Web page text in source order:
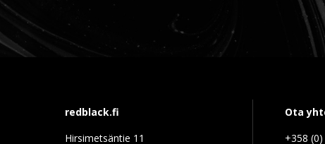
redblack.fi
Hirsimetsäntie 11
Ota
+358